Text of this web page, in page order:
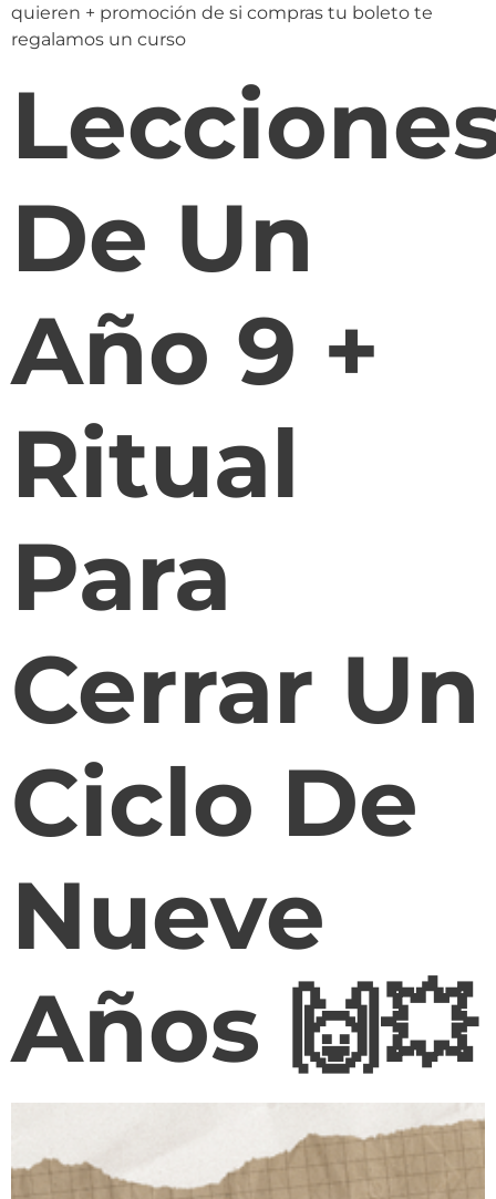
quieren + promoción de si compras tu boleto te
regalamos un curso
De Un
Año 9 +
Ritual
Para
Cerrar Un
Ciclo De
Nueve
Años 🙌💥